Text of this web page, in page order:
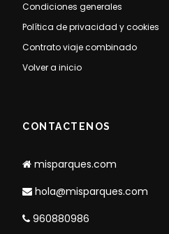
Condiciones generales
Política de privacidad y cookies
Contrato viaje combinado
Volver a inicio
CONTACTENOS
misparques.com
hola@misparques.com
960880986